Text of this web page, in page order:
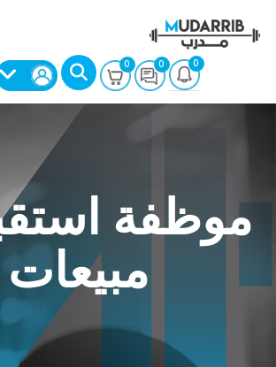
0
0
0
موظفة
مبيعات